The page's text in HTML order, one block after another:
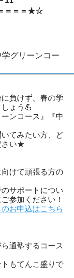
＝＝＝★☆
グリーンコー
負けず、春の学
ょう💪
ンコース』『中
てみたい方、ど
さい★
けて頑張る方の
サポートについ
参加ください！
お申込はこちら
通塾するコース
トもてんこ盛りで